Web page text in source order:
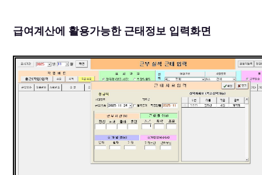
급여계산에 활용가능한 근태정보 입력화면